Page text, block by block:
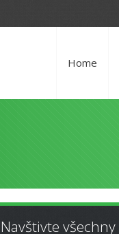
Home
Navštivte všechny